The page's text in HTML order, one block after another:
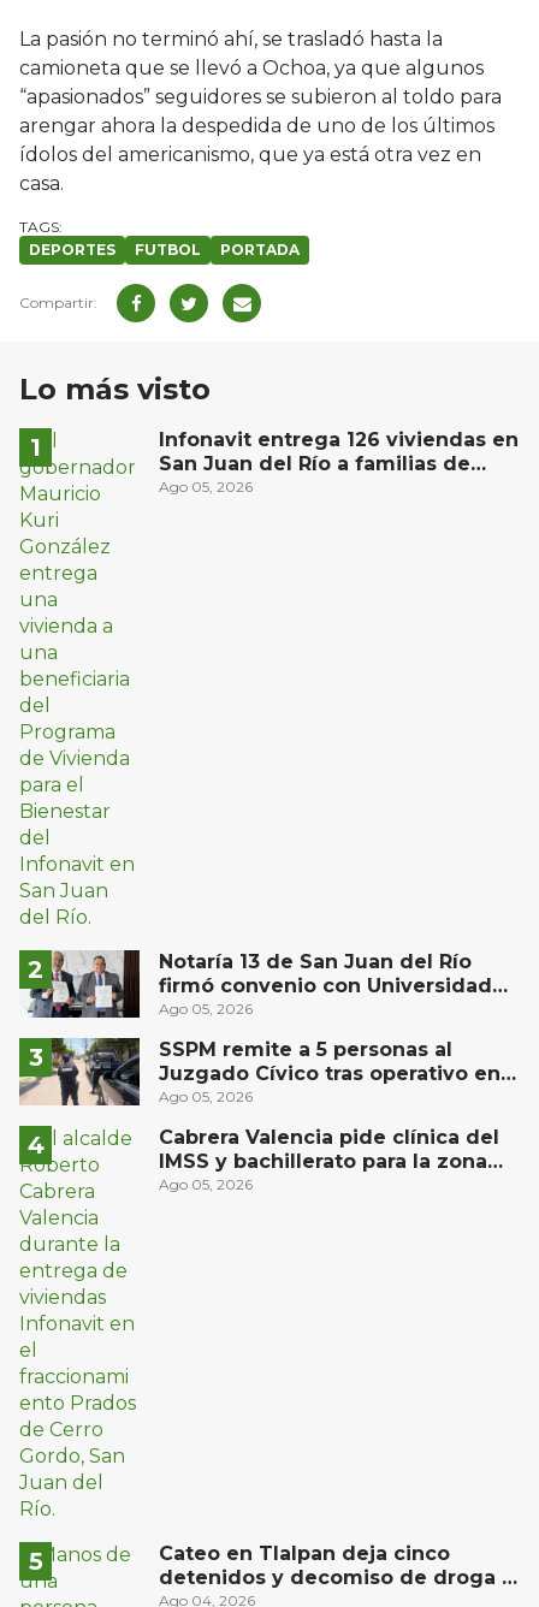
La pasión no terminó ahí, se trasladó hasta la
camioneta que se llevó a Ochoa, ya que algunos
“apasionados” seguidores se subieron al toldo para
arengar ahora la despedida de uno de los últimos
ídolos del americanismo, que ya está otra vez en
casa.
DEPORTES FUTBOL PORTADA
Lo más visto
Infonavit entrega 126 viviendas en
San Juan del Río a familias de
bajos ingresos
Ago 05, 2026
Notaría 13 de San Juan del Río
firmó convenio con Universidad
Privada del Bajío para recibir
Ago 05, 2026
SSPM remite a 5 personas al
Juzgado Cívico tras operativo en
San Juan del Río
Ago 05, 2026
Cabrera Valencia pide clínica del
IMSS y bachillerato para la zona
oriente de San Juan del Río
Ago 05, 2026
Cateo en Tlalpan deja cinco
detenidos y decomiso de droga y
un arma
Ago 04, 2026